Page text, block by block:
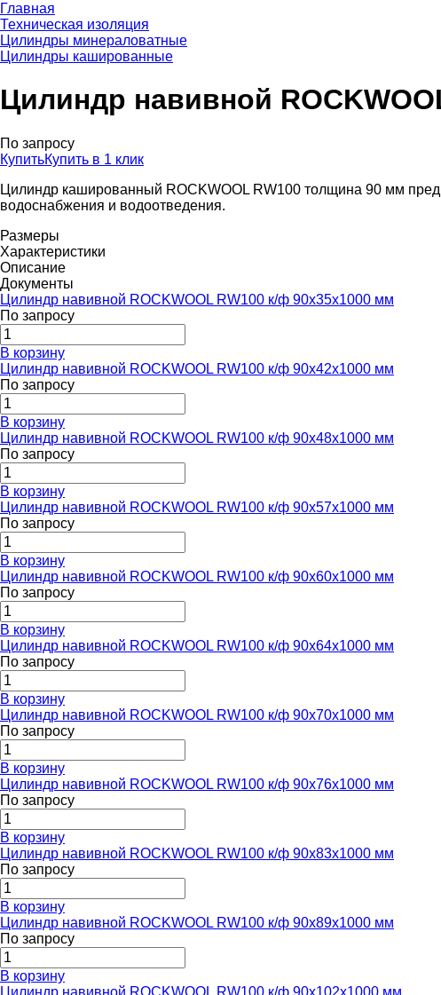
Главная
Техническая изоляция
Цилиндры минераловатные
Цилиндры кашированные
Цилиндр навивной
По запросу
КупитьКупить в 1 клик
Цилиндр кашированный ROCKWOOL RW100 толщина 90 мм
водоснабжения и водоотведения.
Размеры
Характеристики
Описание
Документы
Цилиндр навивной ROCKWOOL RW100 к/ф 90x35x1000 мм
По запросу
В корзину
Цилиндр навивной ROCKWOOL RW100 к/ф 90x42x1000 мм
По запросу
В корзину
Цилиндр навивной ROCKWOOL RW100 к/ф 90x48x1000 мм
По запросу
В корзину
Цилиндр навивной ROCKWOOL RW100 к/ф 90x57x1000 мм
По запросу
В корзину
Цилиндр навивной ROCKWOOL RW100 к/ф 90x60x1000 мм
По запросу
В корзину
Цилиндр навивной ROCKWOOL RW100 к/ф 90x64x1000 мм
По запросу
В корзину
Цилиндр навивной ROCKWOOL RW100 к/ф 90x70x1000 мм
По запросу
В корзину
Цилиндр навивной ROCKWOOL RW100 к/ф 90x76x1000 мм
По запросу
В корзину
Цилиндр навивной ROCKWOOL RW100 к/ф 90x83x1000 мм
По запросу
В корзину
Цилиндр навивной ROCKWOOL RW100 к/ф 90x89x1000 мм
По запросу
В корзину
Цилиндр навивной ROCKWOOL RW100 к/ф 90x102x1000 мм